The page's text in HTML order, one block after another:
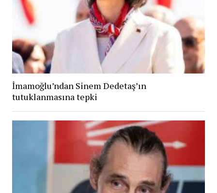
İmamoğlu’ndan Sinem Dedetaş’ın
tutuklanmasına tepki